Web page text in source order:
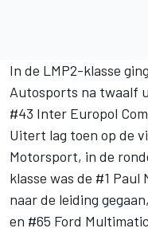
In de LMP2-klasse ging
Autosports na twaalf
#43 Inter Europol
Uitert lag toen op de
Motorsport, in de
klasse was de #1 Paul
naar de leiding
en #65 Ford